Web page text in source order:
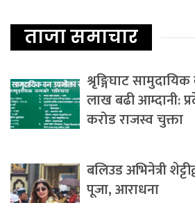
ताजा समाचार
श्रृङ्गिघाट
लाख बढी आम्दानी:
करोड राजस्व चुक्ता
बलिउड अभिनेत्री
पूजा, आराधना